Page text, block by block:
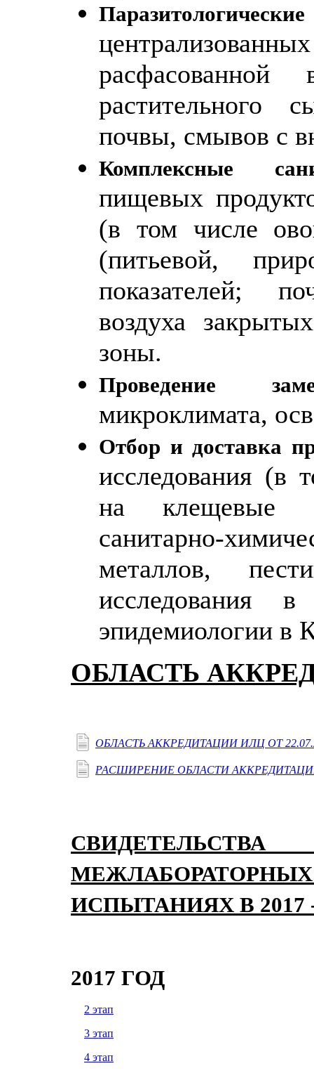
растительного
почвы, смывов с
Комплексные
пищевых
(в том числе
(питьевой,
показателей;
воздуха
зоны.
Проведение
микроклимата,
Отбор и доставка
исследования (в
на клещевые
санитарно-
металлов,
эпидемиологии в
ОБЛАСТЬ
ОБЛАСТЬ АККРЕДИТАЦИИ ИЛЦ ОТ
РАСШИРЕНИЕ ОБЛАСТИ АККРЕДИТАЦИИ
ИСПЫТАНИЯХ В 2017
2017 ГОД
2 этап
3 этап
4 этап